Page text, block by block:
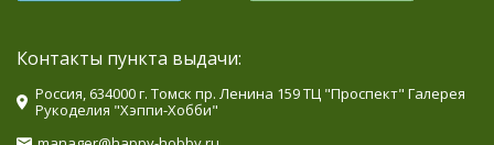
Контакты пункта выдачи:
Россия, 634000 г. Томск пр. Ленина 159 ТЦ "Проспект" Галерея
Рукоделия "Хэппи-Хобби"